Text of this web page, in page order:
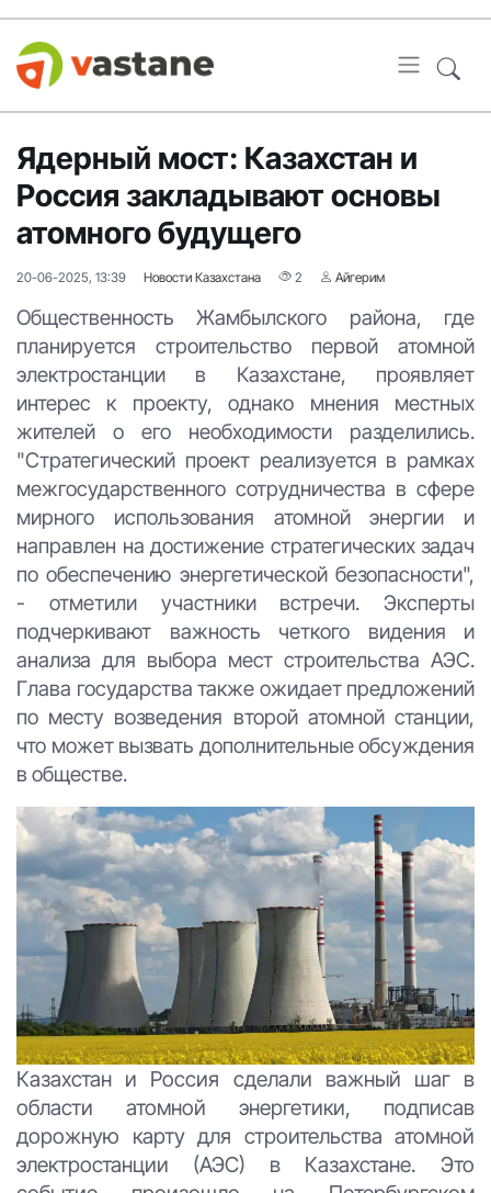
Ядерный мост: Казахстан и
Россия закладывают основы
атомного будущего
20-06-2025, 13:39 Новости Казахстана 2 Айгерим
Общественность Жамбылского района, где
планируется строительство первой атомной
электростанции в Казахстане, проявляет
интерес к проекту, однако мнения местных
жителей о его необходимости разделились.
"Стратегический проект реализуется в рамках
межгосударственного сотрудничества в сфере
мирного использования атомной энергии и
направлен на достижение стратегических задач
по обеспечению энергетической безопасности",
- отметили участники встречи. Эксперты
подчеркивают важность четкого видения и
анализа для выбора мест строительства АЭС.
Глава государства также ожидает предложений
по месту возведения второй атомной станции,
что может вызвать дополнительные обсуждения
в обществе.
Казахстан и Россия сделали важный шаг в
области атомной энергетики, подписав
дорожную карту для строительства атомной
электростанции (АЭС) в Казахстане. Это